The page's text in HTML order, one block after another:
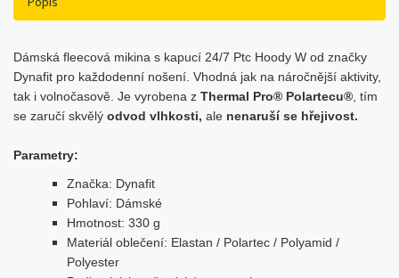
Dámská fleecová mikina s kapucí 24/7 Ptc Hoody W od značky
Dynafit pro každodenní nošení. Vhodná jak na náročnější aktivity,
tak i volnočasově. Je vyrobena z Thermal Pro® Polartecu® , tím
se zaručí skvělý odvod vlhkosti, ale nenaruší se hřejivost.
Parametry:
Značka: Dynafit
Pohlaví: Dámské
Hmotnost: 330 g
Materiál oblečení: Elastan / Polartec / Polyamid /
Polyester